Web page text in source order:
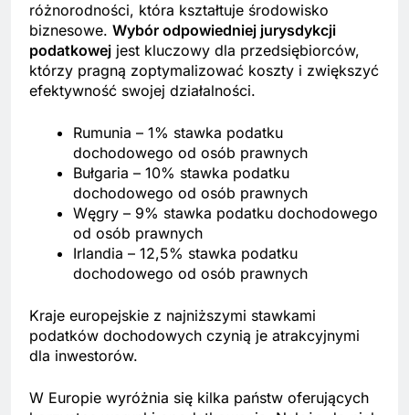
różnorodności, która kształtuje środowisko
biznesowe. Wybór odpowiedniej jurysdykcji
podatkowej jest kluczowy dla przedsiębiorców,
którzy pragną zoptymalizować koszty i zwiększyć
efektywność swojej działalności.
Rumunia – 1% stawka podatku
dochodowego od osób prawnych
Bułgaria – 10% stawka podatku
dochodowego od osób prawnych
Węgry – 9% stawka podatku dochodowego
od osób prawnych
Irlandia – 12,5% stawka podatku
dochodowego od osób prawnych
Kraje europejskie z najniższymi stawkami
podatków dochodowych czynią je atrakcyjnymi
dla inwestorów.
W Europie wyróżnia się kilka państw oferujących